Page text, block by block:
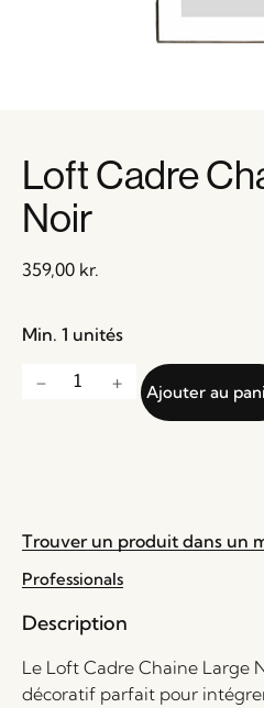
Loft Cadre
Noir
359,00 kr.
Min. 1 unités
Ajouter au
Trouver un produit dans un
Professionals
Description
Le Loft Cadre Chaine Large
décoratif parfait pour